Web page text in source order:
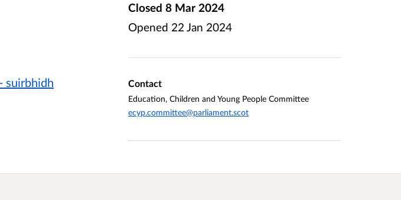
suirbhidh
Closed 8 Mar 2024
Opened 22 Jan 2024
Contact
Education, Children and Young People Committee
ecyp.committee@parliament.scot